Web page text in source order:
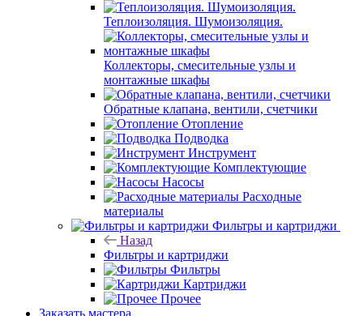
Теплоизоляция. Шумоизоляция.
Коллекторы, смесительные узлы и
монтажные шкафы
Обратные клапана, вентили, счетчики
Отопление
Подводка
Инструмент
Комплектующие
Насосы
Расходные
материалы
Фильтры и картриджи
Назад
Фильтры и картриджи
Фильтры
Картриджи
Прочее
Заказать мастера